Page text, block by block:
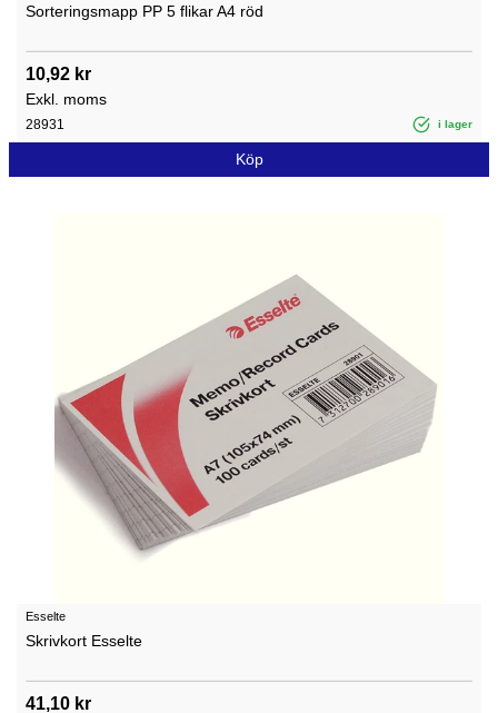
Sorteringsmapp PP 5 flikar A4 röd
10,92 kr
Exkl. moms
28931 i lager
Köp
Esselte
Skrivkort Esselte
41,10 kr